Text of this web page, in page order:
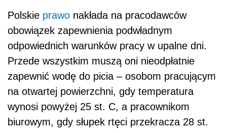
Polskie prawo nakłada na pracodawców
obowiązek zapewnienia podwładnym
odpowiednich warunków pracy w upalne dni.
Przede wszystkim muszą oni nieodpłatnie
zapewnić wodę do picia – osobom pracującym
na otwartej powierzchni, gdy temperatura
wynosi powyżej 25 st. C, a pracownikom
biurowym, gdy słupek rtęci przekracza 28 st.